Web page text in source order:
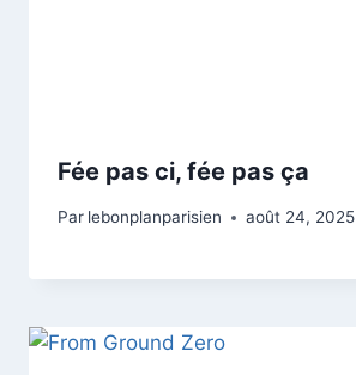
Fée pas ci, fée pas ça
Par lebonplanparisien août 24, 2025